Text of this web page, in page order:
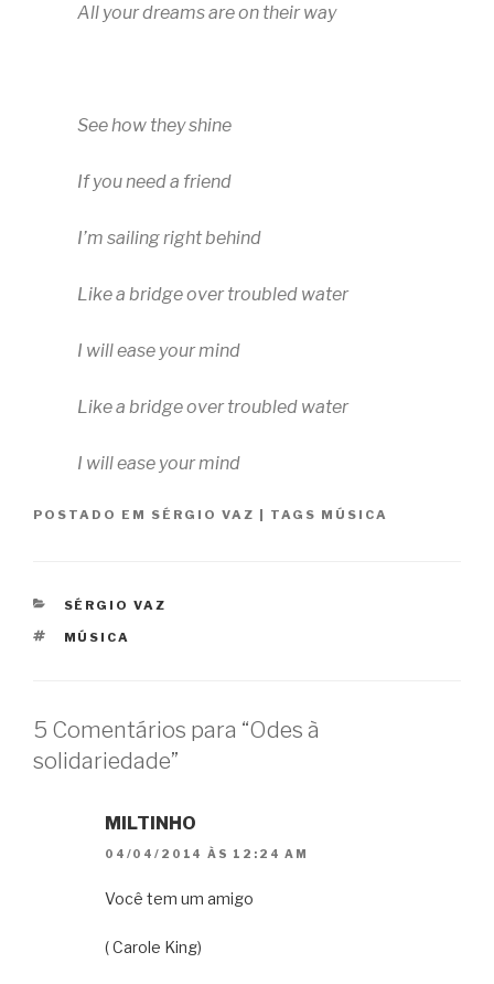
All your dreams are on their way
See how they shine
If you need a friend
I’m sailing right behind
Like a bridge over troubled water
I will ease your mind
Like a bridge over troubled water
I will ease your mind
POSTADO EM SÉRGIO VAZ | TAGS MÚSICA
CATEGORIAS
SÉRGIO VAZ
TAGS
MÚSICA
5 Comentários para “Odes à
solidariedade”
MILTINHO
04/04/2014 ÀS 12:24 AM
Você tem um amigo
( Carole King)